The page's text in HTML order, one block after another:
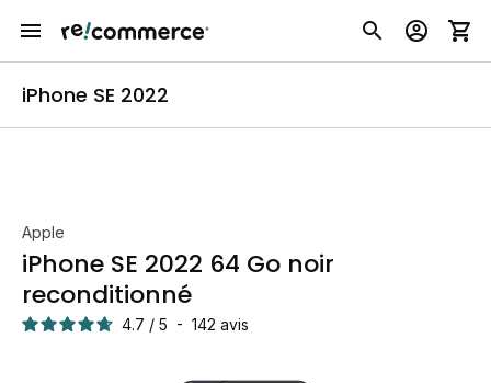
iPhone SE 2022
Apple
iPhone SE 2022 64 Go noir
reconditionné
4.7 / 5 - 142 avis